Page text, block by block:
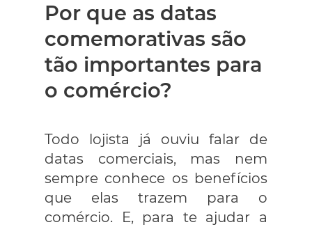
Por que as datas
comemorativas são
tão importantes para
o comércio?
Todo lojista já ouviu falar de
datas comerciais, mas nem
sempre conhece os benefícios
que elas trazem para o
comércio. E, para te ajudar a